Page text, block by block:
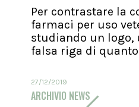
Per contrastare la
farmaci per uso
studiando un
falsa riga di
27/12/2019
ARCHIVIO NEWS